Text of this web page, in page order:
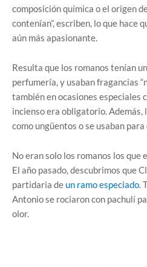
composición química o el origen
contenían”, escriben, lo que hace
aún más apasionante.
Resulta que los romanos tenían
perfumería, y usaban fragancias
también en ocasiones especiales
incienso era obligatorio. Además,
como ungüentos o se usaban
No eran solo los romanos los que
El año pasado, descubrimos que
partidaria de un ramo especiado.
Antonio se rociaron con pachulí
olor.